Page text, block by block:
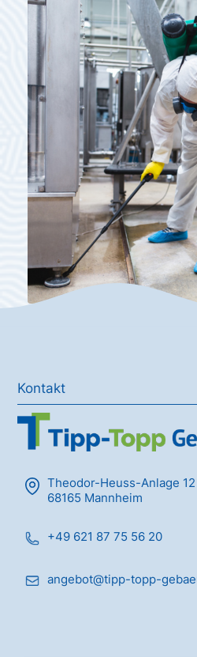
Kontakt
Theodor-Heuss-Anlage 12
68165 Mannheim
+49 621 87 75 56 20
angebot@tipp-topp-